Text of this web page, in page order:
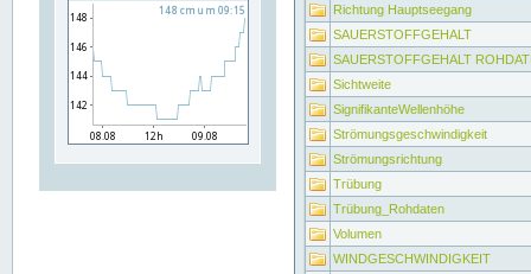
Richtung Hauptseegang
SAUERSTOFFGEHALT
SAUERSTOFFGEHALT
Sichtweite
SignifikanteWellenhöhe
Strömungsgeschwindigkeit
Strömungsrichtung
Trübung
Trübung_Rohdaten
Volumen
WINDGESCHWINDIGKEIT